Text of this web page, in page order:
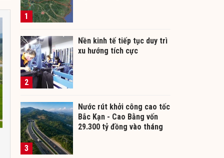
1
2
Nền kinh tế tiếp tục duy trì
xu hướng tích cực
3
Nước rút khởi công cao tốc
Bắc Kạn - Cao Bằng vốn
29.300 tỷ đồng vào tháng